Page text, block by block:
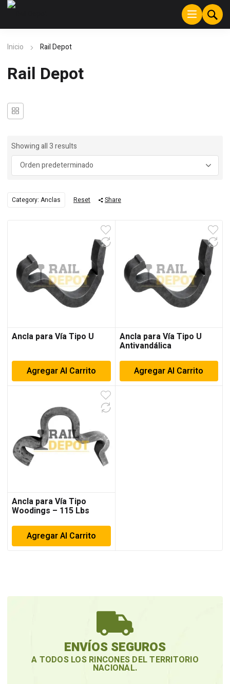
Inicio Rail Depot
Rail Depot
Showing all 3 results
Category: Anclas Reset Share
Ancla para Vía Tipo U
Agregar Al Carrito
Ancla para Vía Tipo U
Antivandálica
Agregar Al Carrito
Ancla para Vía Tipo
Woodings – 115 Lbs
Agregar Al Carrito
ENVÍOS SEGUROS
A TODOS LOS RINCONES DEL TERRITORIO
NACIONAL.